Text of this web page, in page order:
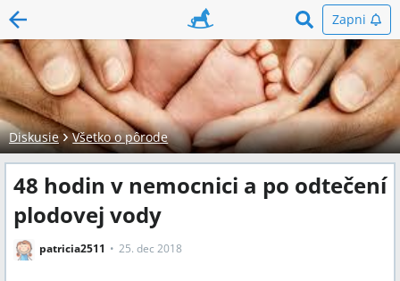
Zapni
Diskusie Všetko o pôrode
48 hodin v nemocnici a po odtečení
plodovej vody
patricia2511 25. dec 2018